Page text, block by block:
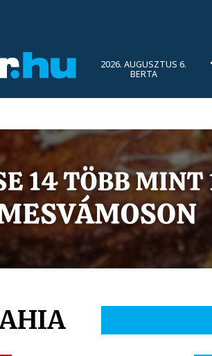
2026. AUGUSZTUS 6.
BERTA